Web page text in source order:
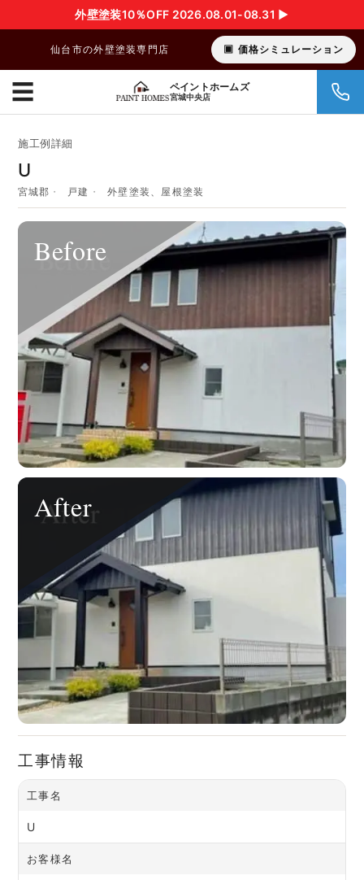
外壁塗装10％OFF 2026.08.01-08.31 ▶︎
仙台市の外壁塗装専門店 価格シミュレーション
ペイントホームズ
宮城中央店
☰
施工例詳細
U
宮城郡 戸建 外壁塗装、屋根塗装
Before
After
工事情報
工事名
U
お客様名